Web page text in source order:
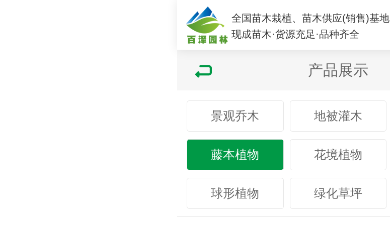
全国苗木栽植、苗木供应(销售)基地
现成苗木·货源充足·品种齐全
产品展示
景观乔木 地被灌木
藤本植物 花境植物
球形植物 绿化草坪